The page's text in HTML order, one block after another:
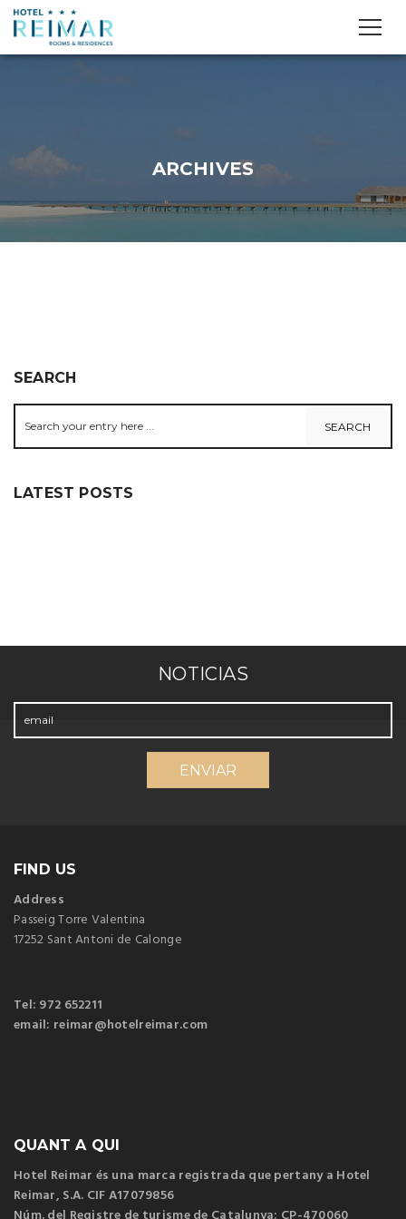
ARCHIVES
SEARCH
LATEST POSTS
NOTICIAS
FIND US
Address
Passeig Torre Valentina
17252 Sant Antoni de Calonge
Tel: 972 652211
email: reimar@hotelreimar.com
QUANT A QUI
Hotel Reimar és una marca registrada que pertany a Hotel
Reimar, S.A. CIF A17079856